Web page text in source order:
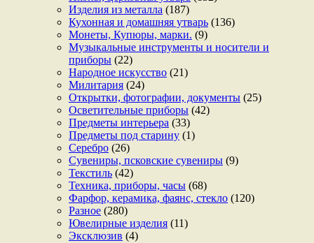
Изделия из металла (187)
Кухонная и домашняя утварь (136)
Монеты, Купюры, марки. (9)
Музыкальные инструменты и носители и
приборы (22)
Народное искусство (21)
Милитария (24)
Открытки, фотографии, документы (25)
Осветительные приборы (42)
Предметы интерьера (33)
Предметы под старину (1)
Серебро (26)
Сувениры, псковские сувениры (9)
Текстиль (42)
Техника, приборы, часы (68)
Фарфор, керамика, фаянс, стекло (120)
Разное (280)
Ювелирные изделия (11)
Эксклюзив (4)